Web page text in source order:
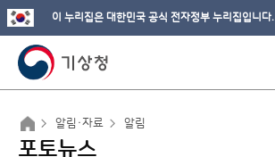
이 누리집은 대한민국 공식 전자정부 누리집입니다.
알림·자료 알림
포토뉴스